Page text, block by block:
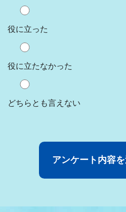
役に立った
役に立たなかった
どちらとも言えない